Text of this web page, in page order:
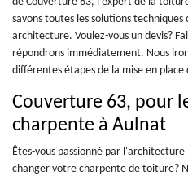
savons toutes les solutions
architecture. Voulez-vous un devis?
répondrons immédiatement. Nous
différentes étapes de la mise en
Couverture 63, pour
charpente à Aulnat
Êtes-vous passionné par l'architecture
changer votre charpente de toiture?